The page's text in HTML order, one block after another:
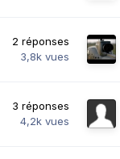
2 réponses
3,8k vues
3 réponses
4,2k vues